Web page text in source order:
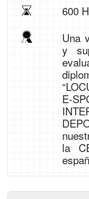
600
Una
y
E-
la